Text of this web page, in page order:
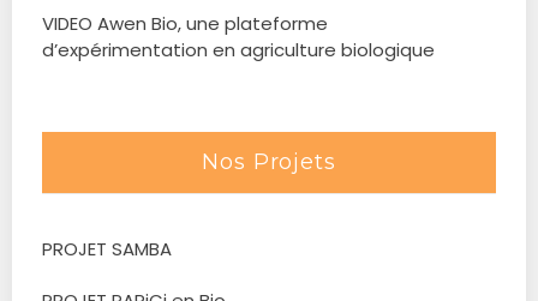
VIDEO Awen Bio, une plateforme
d’expérimentation en agriculture biologique
Nos Projets
PROJET SAMBA